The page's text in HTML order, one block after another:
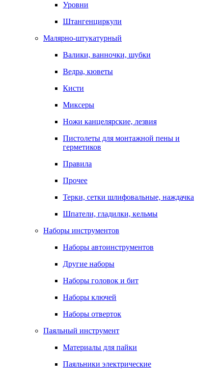
Уровни
Штангенциркули
Малярно-штукатурный
Валики, ванночки, шубки
Ведра, кюветы
Кисти
Миксеры
Ножи канцелярские, лезвия
Пистолеты для монтажной пены и
герметиков
Правила
Прочее
Терки, сетки шлифовальные, наждачка
Шпатели, гладилки, кельмы
Наборы инструментов
Наборы автоинструментов
Другие наборы
Наборы головок и бит
Наборы ключей
Наборы отверток
Паяльный инструмент
Материалы для пайки
Паяльники электрические